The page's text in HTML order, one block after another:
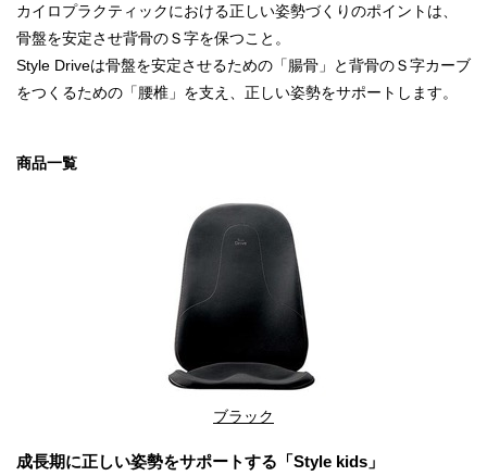
カイロプラクティックにおける正しい姿勢づくりのポイントは、
骨盤を安定させ背骨のＳ字を保つこと。
Style Driveは骨盤を安定させるための「腸骨」と背骨のＳ字カーブ
をつくるための「腰椎」を支え、正しい姿勢をサポートします。
商品一覧
ブラック
成長期に正しい姿勢をサポートする「Style kids」